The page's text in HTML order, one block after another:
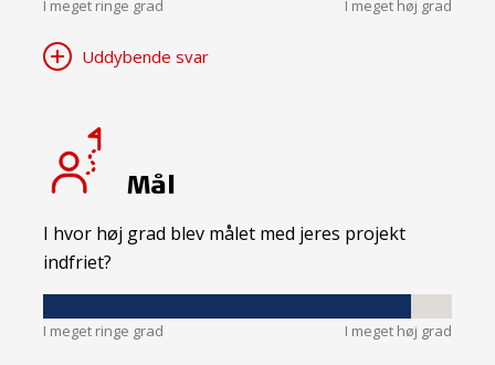
I meget ringe grad I meget høj grad
Uddybende svar
Mål
I hvor høj grad blev målet med jeres projekt
indfriet?
I meget ringe grad I meget høj grad